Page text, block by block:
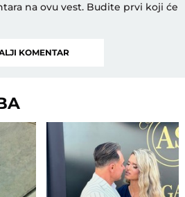
na ovu vest. Budite prvi koji će
KOMENTAR